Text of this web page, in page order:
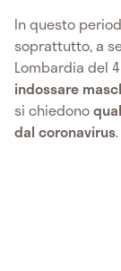
In questo
soprattutto, a
Lombardia del
indossare
si chiedono
dal coronavirus.